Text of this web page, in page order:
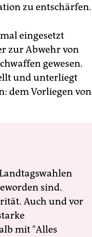
zu entschärfen.
eingesetzt
zur Abwehr von
gewesen.
und unterliegt
dem Vorliegen von
sind.
Auch und vor
mit "Alles